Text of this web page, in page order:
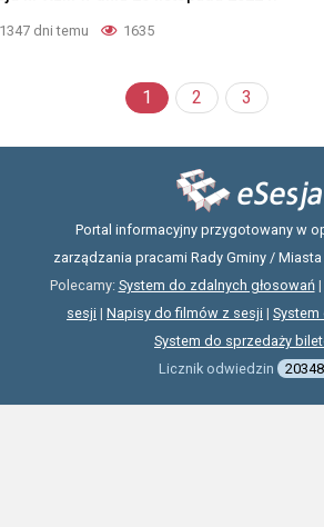
1347 dni temu 1635
1 2 3
Portal informacyjny przygotowany w
zarządzania pracami Rady Gminy /
Polecamy: System do zdalnych głosowań|
sesji | Napisy do filmów z sesji |
System do sprzedaży
Licznik odwiedzin